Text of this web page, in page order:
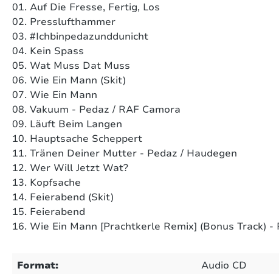
01. Auf Die Fresse, Fertig, Los
02. Presslufthammer
03. #Ichbinpedazunddunicht
04. Kein Spass
05. Wat Muss Dat Muss
06. Wie Ein Mann (Skit)
07. Wie Ein Mann
08. Vakuum - Pedaz / RAF Camora
09. Läuft Beim Langen
10. Hauptsache Scheppert
11. Tränen Deiner Mutter - Pedaz / Haudegen
12. Wer Will Jetzt Wat?
13. Kopfsache
14. Feierabend (Skit)
15. Feierabend
16. Wie Ein Mann [Prachtkerle Remix] (Bonus Track) -
Format: Audio CD